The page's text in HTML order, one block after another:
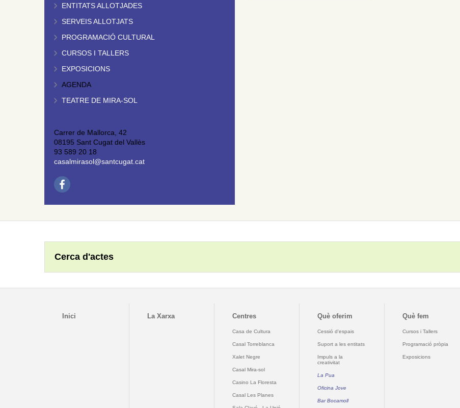
ENTITATS ALLOTJADES
SERVEIS ALLOTJATS
PROGRAMACIÓ CULTURAL
CURSOS I TALLERS
EXPOSICIONS
AGENDA
TEATRE DE MIRA-SOL
Carrer de Mallorca, 42
08195 Sant Cugat del Vallès
93 589 20 18
casalmirasol@santcugat.cat
Cerca d'actes
Inici La Xarxa Centres
Casa de Cultura
Casal Torreblanca
Xalet Negre
Casal Mira-sol
Casino La Floresta
Casal Les Planes
Què oferim
Cessió d'espais
Suport a les entitats
Impuls a la
creativitat
La Pua
Oficina Jove
Bar Bocamoll
Què fem
Cursos i Tallers
Programació pròpia
Exposicions